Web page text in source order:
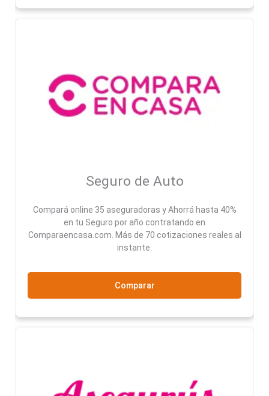
Seguro de Auto
Compará online 35 aseguradoras y Ahorrá hasta 40%
en tu Seguro por año contratando en
Comparaencasa.com. Más de 70 cotizaciones reales al
instante.
Comparar